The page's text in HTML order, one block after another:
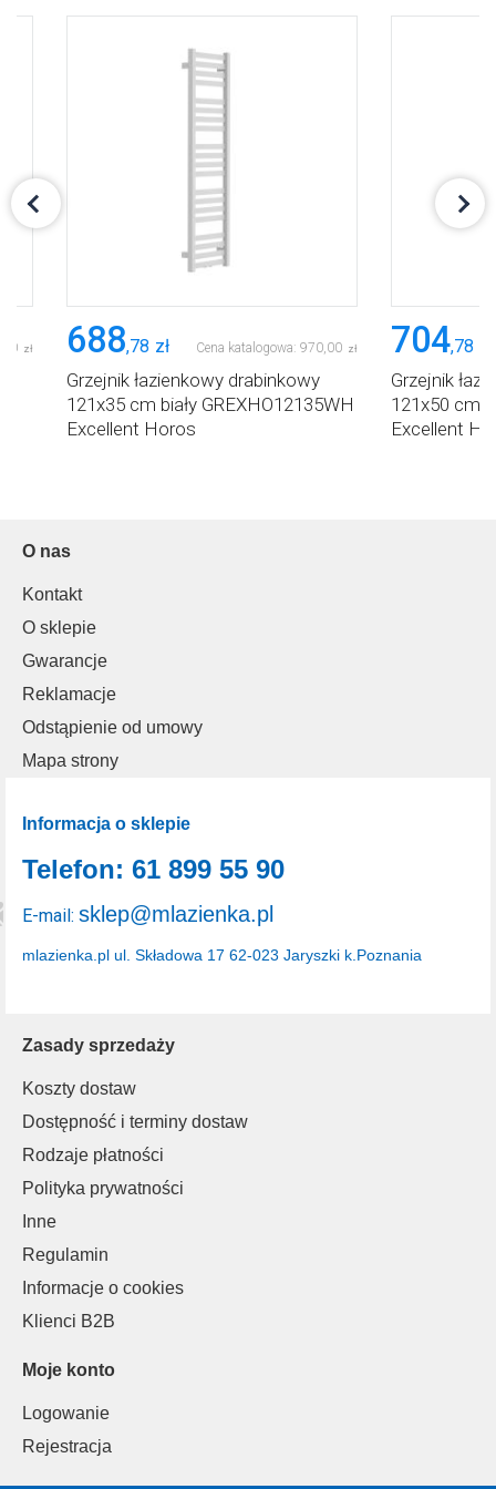
00 zł 688,78 zł Cena katalogowa: 970 00 zł
Grzejnik łazienkowy drabinkowy
121x35 cm biały GREXHO12135WH
Excellent Horos
704,78
Grzejnik
121x50 cm
Excellent
O nas
Kontakt
O sklepie
Gwarancje
Reklamacje
Odstąpienie od umowy
Mapa strony
Zasady sprzedaży
Koszty dostaw
Dostępność i terminy dostaw
Rodzaje płatności
Polityka prywatności
Inne
Regulamin
Informacje o cookies
Klienci B2B
Moje konto
Logowanie
Rejestracja
Informacja o sklepie
mlazienka.pl ul. Składowa 17 62-023 Jaryszki k.Poznania
Telefon: 61 899 55 90
E-mail: sklep@mlazienka.pl